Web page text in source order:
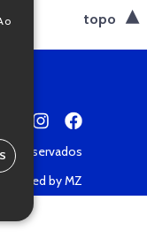
topo
reservados
Powered by MZ